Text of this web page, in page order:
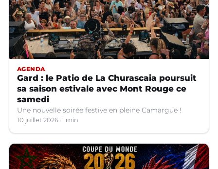
AGENDA
Gard : le Patio de La Churascaia poursuit
sa saison estivale avec Mont Rouge ce
samedi
Une nouvelle soirée festive en pleine Camargue !
10 juillet 2026 1 min